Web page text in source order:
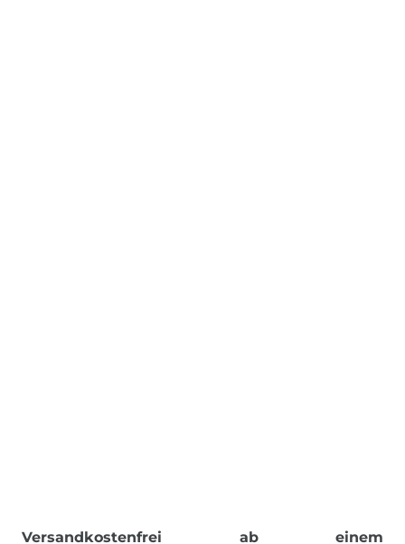
Versandkostenfrei ab einem